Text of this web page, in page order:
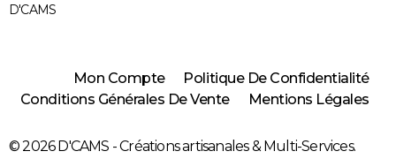
D'CAMS
Mon Compte
Politique De Confidentialité
Conditions Générales De Vente
Mentions Légales
© 2026 D'CAMS - Créations artisanales & Multi-Services.